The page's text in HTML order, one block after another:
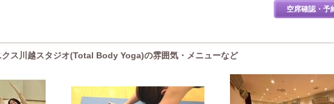
空席確認・予
クス川越スタジオ(Total Body Yoga)の雰囲気・メニューなど